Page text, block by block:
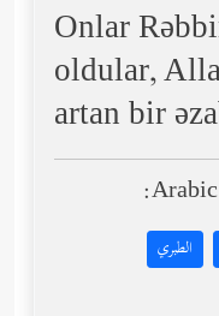
Onlar
oldular,
artan bir
الطبري